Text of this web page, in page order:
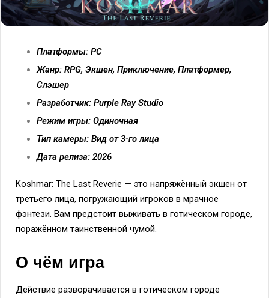
Платформы: PC
Жанр: RPG, Экшен, Приключение, Платформер,
Слэшер
Разработчик: Purple Ray Studio
Режим игры: Одиночная
Тип камеры: Вид от 3-го лица
Дата релиза: 2026
Koshmar: The Last Reverie — это напряжённый экшен от
третьего лица, погружающий игроков в мрачное
фэнтези. Вам предстоит выживать в готическом городе,
поражённом таинственной чумой.
О чём игра
Действие разворачивается в готическом городе